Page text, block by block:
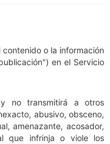
contenido o la información
en el Servicio
no transmitirá a otros
abusivo, obsceno,
amenazante, acosador,
que infrinja o viole los